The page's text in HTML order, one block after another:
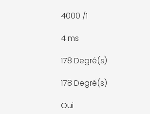
4000 /1
4 ms
178 Degré(s)
178 Degré(s)
Oui